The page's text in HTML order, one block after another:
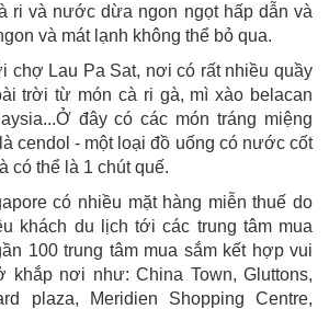
ri và nước dừa ngon ngọt hấp dẫn và
và mát lạnh không thể bỏ qua.
chợ Lau Pa Sat, nơi có rất nhiều quầy
trời từ món cà ri gà, mì xào belacan
đây có các món tráng miệng
cendol - một loại đồ uống có nước cốt
có thể là 1 chút quế.
có nhiều mặt hàng miễn thuế do
khách du lịch tới các trung tâm mua
100 trung tâm mua sắm kết hợp vui
khắp nơi như: China Town, Gluttons,
plaza, Meridien Shopping Centre,